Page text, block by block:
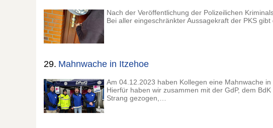
Nach der Veröffentlichung der Polizeilichen
Bei aller eingeschränkter Aussagekraft der PKS
29. Mahnwache in Itzehoe
Am 04.12.2023 haben Kollegen eine Mahnwache
Hierfür haben wir zusammen mit der GdP, dem
Strang gezogen,…